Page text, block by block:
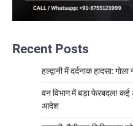
Recent Posts
हल्द्वानी में दर्दनाक हादसा:
वन विभाग में बड़ा फेरबदल! कई
आदेश